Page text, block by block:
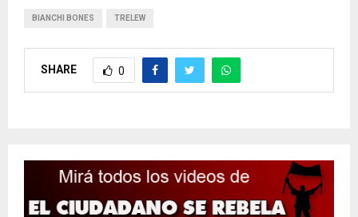
BIANCHI BONES TRELEW
SHARE 0